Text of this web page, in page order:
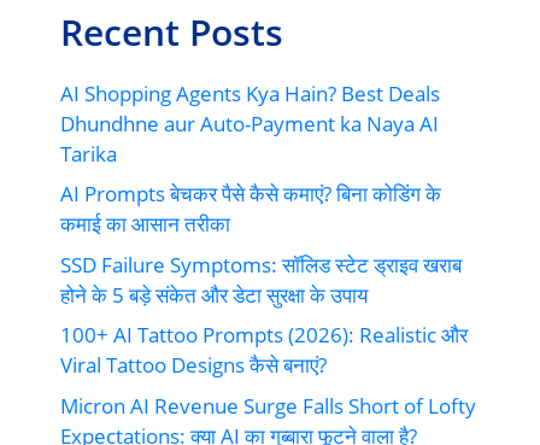
Recent Posts
AI Shopping Agents Kya Hain? Best Deals
Dhundhne aur Auto-Payment ka Naya AI
Tarika
AI Prompts बेचकर पैसे कैसे कमाएं? बिना कोडिंग के
कमाई का आसान तरीका
SSD Failure Symptoms: सॉलिड स्टेट ड्राइव खराब
होने के 5 बड़े संकेत और डेटा सुरक्षा के उपाय
100+ AI Tattoo Prompts (2026): Realistic और
Viral Tattoo Designs कैसे बनाएं?
Micron AI Revenue Surge Falls Short of Lofty
Expectations: क्या AI का गुब्बारा फूटने वाला है?